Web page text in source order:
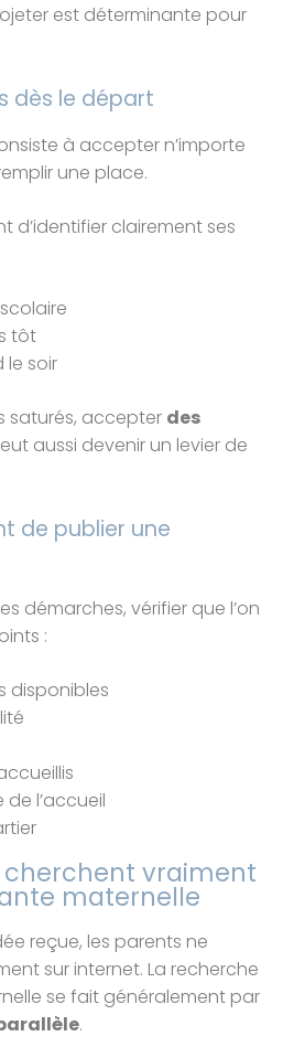
est déterminante pour
dès le départ
à accepter n’importe
une place.
d’identifier clairement ses
tôt
le soir
saturés, accepter des
aussi devenir un levier de
de publier une
démarches, vérifier que l’on
:
disponibles
l’accueil
cherchent vraiment
maternelle
reçue, les parents ne
sur internet. La recherche
se fait généralement par
.